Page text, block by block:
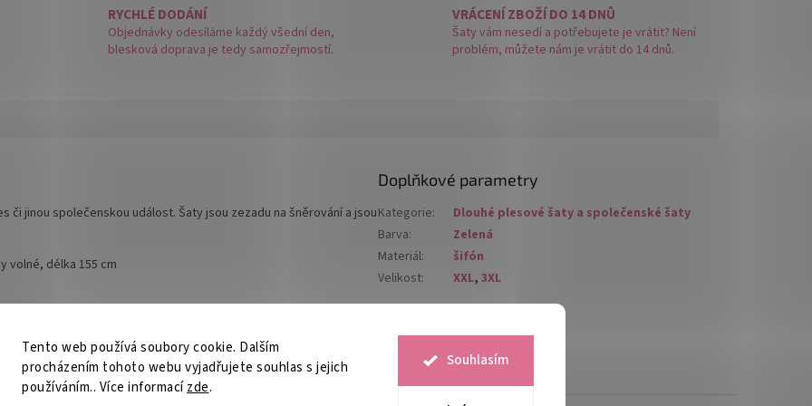
Tento web používá soubory cookie. Dalším
procházením tohoto webu vyjadřujete souhlas s jejich
používáním.. Více informacízde.
Souhlasím
RYCHLÉ DODÁNÍ
Objednávky odesíláme každý všední den,
blesková doprava je tedy samozřejmostí.
VRÁCENÍ ZBOŽÍ DO 14 DNŮ
Šaty vám nesedí a potřebujete je vrátit? Není
problém, můžete nám je vrátit do 14 dnů.
či jinou společenskou událost. Šaty jsou zezadu na šněrování a jsou
volné, délka 155 cm
Doplňkové parametry
Kategorie:
Dlouhé plesové šaty a společenské šaty
Barva:
Zelená
Materiál:
šifón
Velikost: XXL,3XL